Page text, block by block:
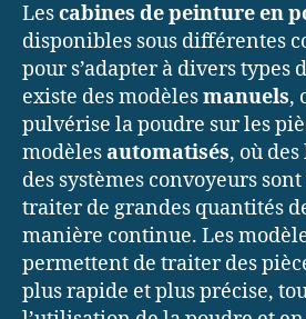
Lescabines de peinture en
disponibles sous différentes
pour s’adapter à divers types
existe des modèlesmanuels,
pulvérise la poudre sur les
modèlesautomatisés, où
des systèmes convoyeurs
traiter de grandes quantités
manière continue. Les
permettent de traiter des
plus rapide et plus précise,